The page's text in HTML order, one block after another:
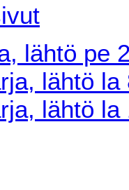
lähtö pe
lähtö la
lähtö la